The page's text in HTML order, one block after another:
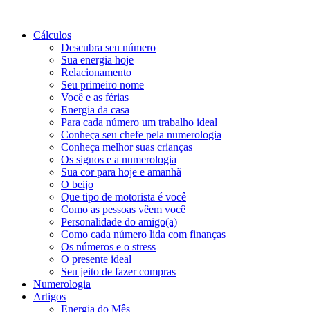
Cálculos
Descubra seu número
Sua energia hoje
Relacionamento
Seu primeiro nome
Você e as férias
Energia da casa
Para cada número um trabalho ideal
Conheça seu chefe pela numerologia
Conheça melhor suas crianças
Os signos e a numerologia
Sua cor para hoje e amanhã
O beijo
Que tipo de motorista é você
Como as pessoas vêem você
Personalidade do amigo(a)
Como cada número lida com finanças
Os números e o stress
O presente ideal
Seu jeito de fazer compras
Numerologia
Artigos
Energia do Mês